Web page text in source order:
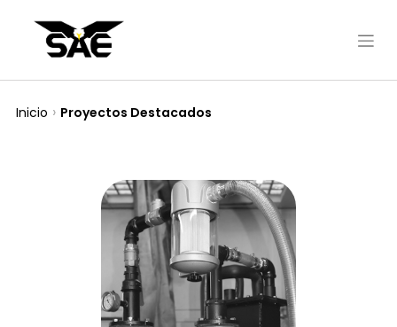
Inicio Proyectos Destacados